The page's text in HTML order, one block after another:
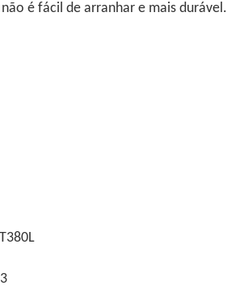
é fácil de arranhar e mais durável.